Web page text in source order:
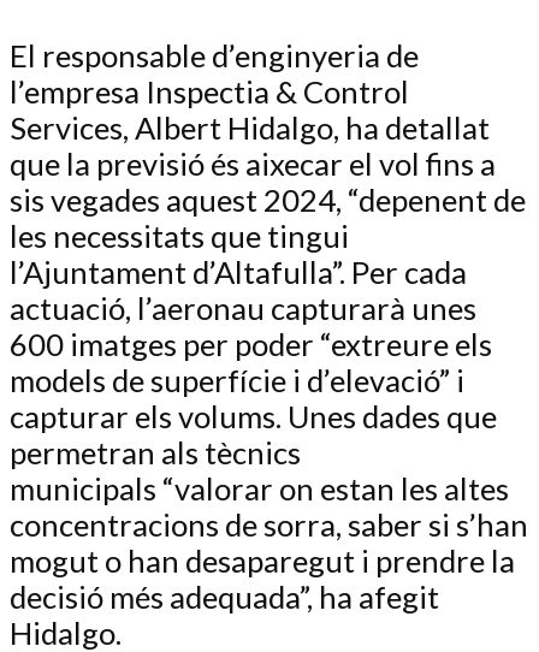
El responsable d’enginyeria de
l’empresa Inspectia & Control
Services, Albert Hidalgo, ha detallat
que la previsió és aixecar el vol fins a
sis vegades aquest 2024, “depenent de
les necessitats que tingui
l’Ajuntament d’Altafulla”. Per cada
actuació, l’aeronau capturarà unes
600 imatges per poder “extreure els
models de superfície i d’elevació” i
capturar els volums. Unes dades que
permetran als tècnics
municipals “valorar on estan les altes
concentracions de sorra, saber si s’han
mogut o han desaparegut i prendre la
decisió més adequada”, ha afegit
Hidalgo.